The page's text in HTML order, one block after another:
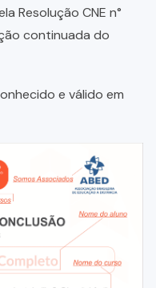
Resolução CNE n°
continuada do
e válido em